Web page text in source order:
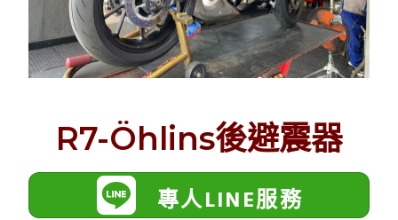
R7-Öhlins後避震器
專人LINE服務